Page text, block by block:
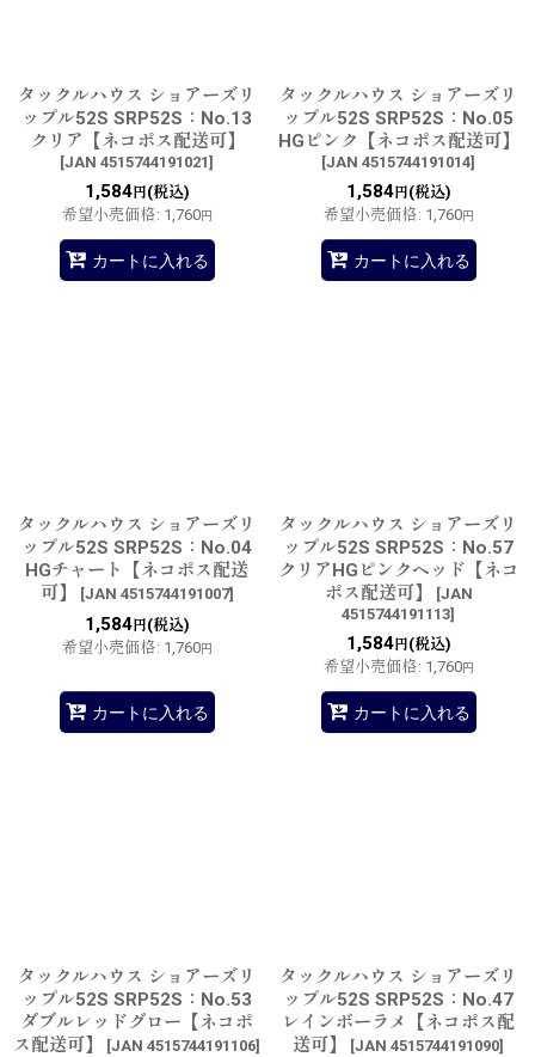
タックルハウス ショアーズリ
ップル52S SRP52S：No.13
クリア【ネコポス配送可】
[JAN 4515744191021]
1,584円(税込)
希望小売価格: 1,760円
カートに入れる
タックルハウス ショアーズリ
ップル52S SRP52S：No.05
HGピンク【ネコポス配送可】
[JAN 4515744191014]
1,584円(税込)
希望小売価格: 1,760円
カートに入れる
タックルハウス ショアーズリ
ップル52S SRP52S：No.04
HGチャート【ネコポス配送
可】
[JAN 4515744191007]
1,584円(税込)
希望小売価格: 1,760円
カートに入れる
タックルハウス ショアーズリ
ップル52S SRP52S：No.57
クリアHGピンクヘッド【ネコ
ポス配送可】
[JAN
4515744191113]
1,584円(税込)
希望小売価格: 1,760円
カートに入れる
タックルハウス ショアーズリ
ップル52S SRP52S：No.53
ダブルレッドグロー【ネコポ
ス配送可】
[JAN 4515744191106]
タックルハウス ショアーズリ
ップル52S SRP52S：No.47
レインボーラメ【ネコポス配
送可】
[JAN 4515744191090]